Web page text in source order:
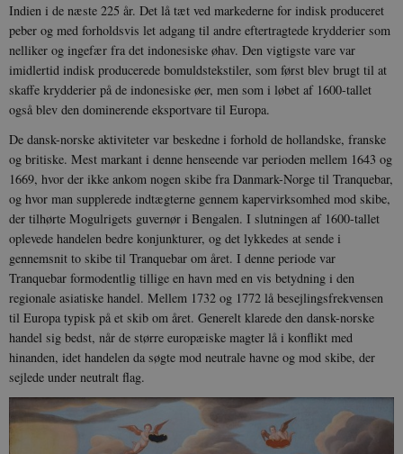
Indien i de næste 225 år. Det lå tæt ved markederne for indisk produceret
peber og med forholdsvis let adgang til andre eftertragtede krydderier som
nelliker og ingefær fra det indonesiske øhav. Den vigtigste vare var
imidlertid indisk producerede bomuldstekstiler, som først blev brugt til at
skaffe krydderier på de indonesiske øer, men som i løbet af 1600-tallet
også blev den dominerende eksportvare til Europa.
De dansk-norske aktiviteter var beskedne i forhold de hollandske, franske
og britiske. Mest markant i denne henseende var perioden mellem 1643 og
1669, hvor der ikke ankom nogen skibe fra Danmark-Norge til Tranquebar,
og hvor man supplerede indtægterne gennem kapervirksomhed mod skibe,
der tilhørte Mogulrigets guvernør i Bengalen. I slutningen af 1600-tallet
oplevede handelen bedre konjunkturer, og det lykkedes at sende i
gennemsnit to skibe til Tranquebar om året. I denne periode var
Tranquebar formodentlig tillige en havn med en vis betydning i den
regionale asiatiske handel. Mellem 1732 og 1772 lå besejlingsfrekvensen
til Europa typisk på et skib om året. Generelt klarede den dansk-norske
handel sig bedst, når de større europæiske magter lå i konflikt med
hinanden, idet handelen da søgte mod neutrale havne og mod skibe, der
sejlede under neutralt flag.